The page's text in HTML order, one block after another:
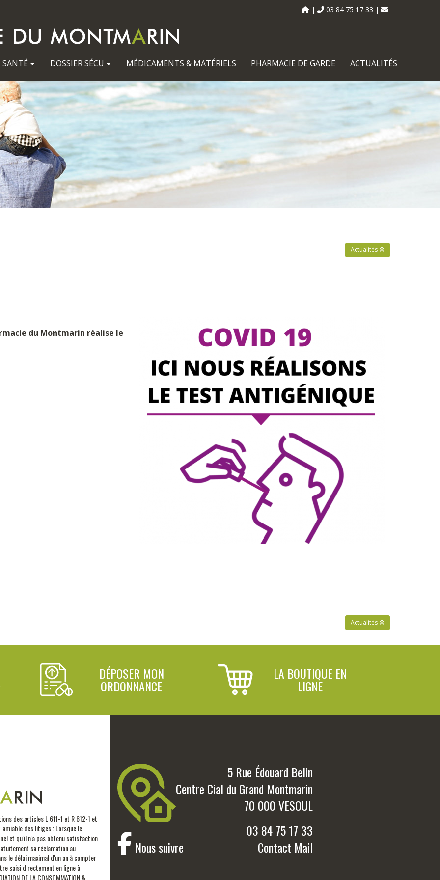
03 84 75 17 33
SANTÉ DOSSIER SÉCU MÉDICAMENTS & MATÉRIELS PHARMACIE DE GARDE ACTUALITÉS
Actualités
du Montmarin réalise le
Actualités
DÉPOSER MON
ORDONNANCE
LA BOUTIQUE EN
LIGNE
des articles L 611-1 et R 612-1 et
des litiges : Lorsque le
et qu'il n'a pas obtenu satisfaction
sa réclamation au
le délai maximal d'un an à compter
saisi directement en ligne à
DE LA CONSOMMATION &
5 Rue Édouard Belin
Centre Cial du Grand Montmarin
70 000 VESOUL
Nous suivre
03 84 75 17 33
Contact Mail